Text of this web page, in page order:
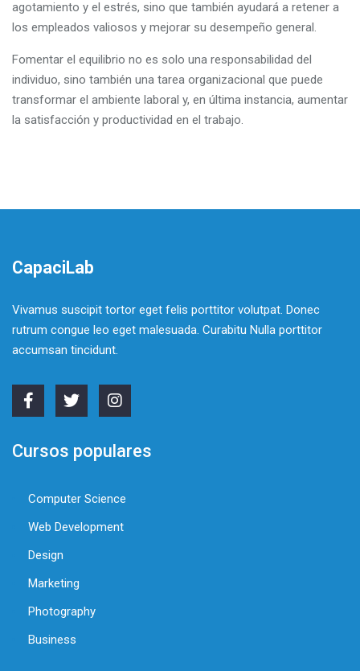
agotamiento y el estrés, sino que también ayudará a retener a
los empleados valiosos y mejorar su desempeño general.
Fomentar el equilibrio no es solo una responsabilidad del
individuo, sino también una tarea organizacional que puede
transformar el ambiente laboral y, en última instancia, aumentar
la satisfacción y productividad en el trabajo.
CapaciLab
Vivamus suscipit tortor eget felis porttitor volutpat. Donec
rutrum congue leo eget malesuada. Curabitu Nulla porttitor
accumsan tincidunt.
Cursos populares
Computer Science
Web Development
Design
Marketing
Photography
Business